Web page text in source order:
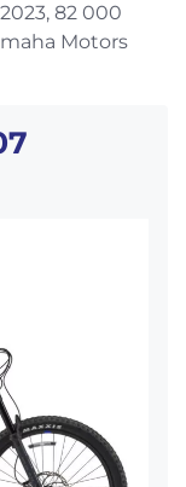
82 000
Motors